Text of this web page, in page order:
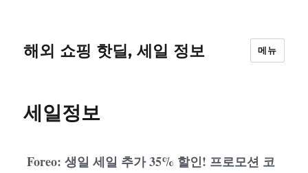
해외 쇼핑 핫딜, 세일 정보 메뉴
세일정보
Foreo: 생일 세일 추가 35% 할인! 프로모션 코